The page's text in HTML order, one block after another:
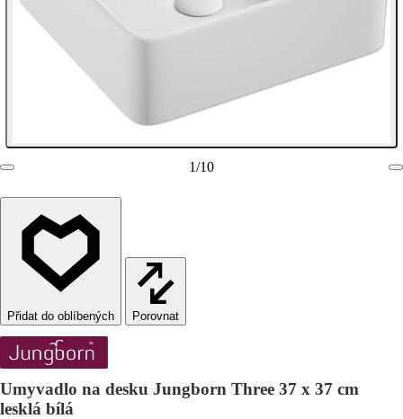
1/10
Porovnat
Umyvadlo na desku Jungborn Three 37 x 37 cm
lesklá bílá